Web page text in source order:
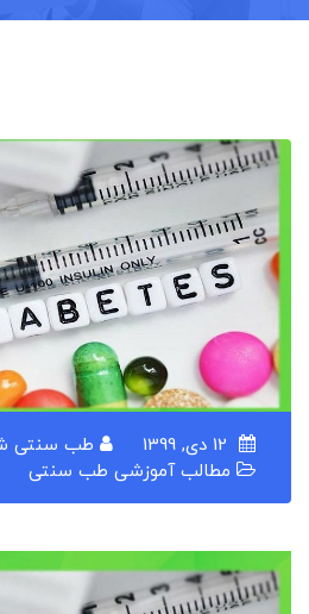
طب سنتی
مطالب آموزشی طب سنتی